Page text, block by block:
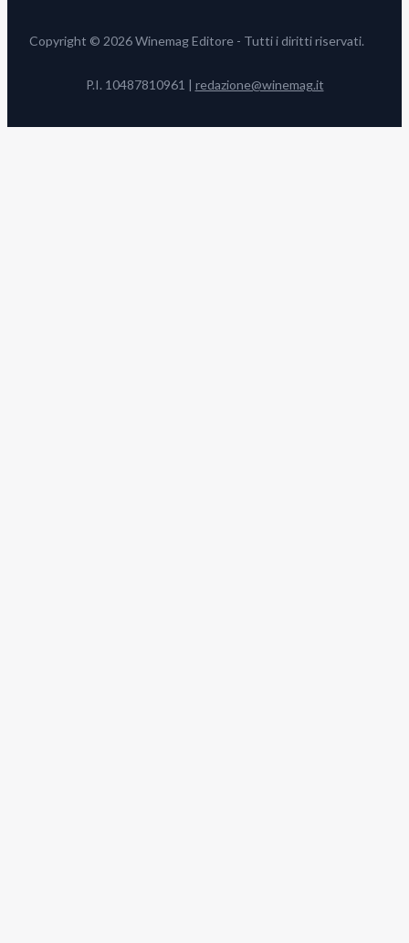
Copyright © 2026 Winemag Editore - Tutti i diritti riservati.
P.I. 10487810961 | redazione@winemag.it